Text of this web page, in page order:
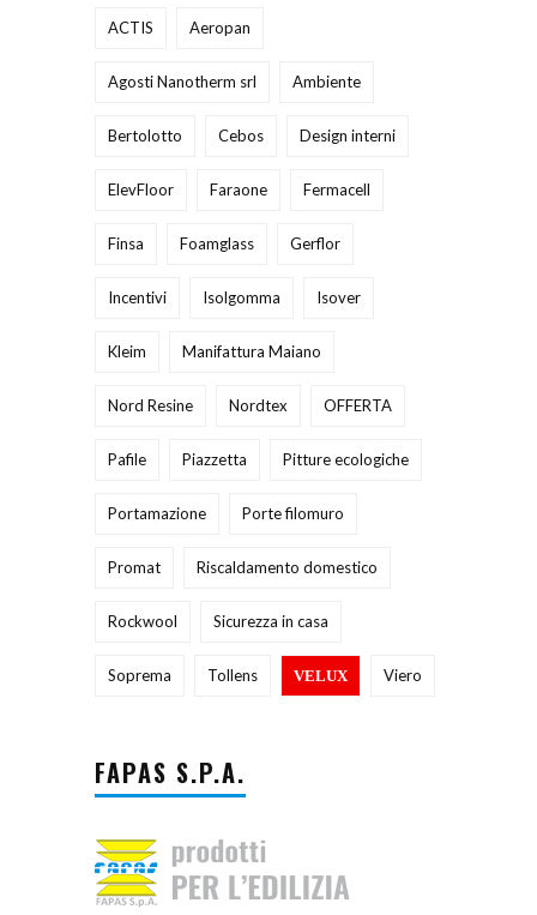
ACTIS Aeropan
Agosti Nanotherm srl Ambiente
Bertolotto Cebos Design interni
ElevFloor Faraone Fermacell
Finsa Foamglass Gerflor
Incentivi Isolgomma Isover
Kleim Manifattura Maiano
Nord Resine Nordtex OFFERTA
Pafile Piazzetta Pitture ecologiche
Portamazione Porte filomuro
Promat Riscaldamento domestico
Rockwool Sicurezza in casa
Soprema Tollens VELUX Viero
FAPAS S.P.A.